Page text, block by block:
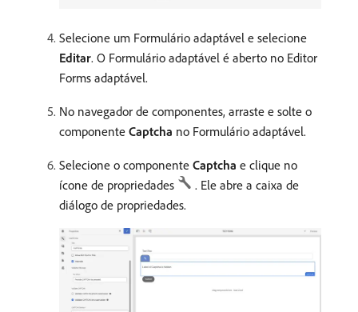
Selecione um Formulário adaptável e selecione
Editar. O Formulário adaptável é aberto no Editor
Forms adaptável.
No navegador de componentes, arraste e solte o
componente Captcha no Formulário adaptável.
Selecione o componente Captcha e clique no
ícone de propriedades
. Ele abre a caixa de
diálogo de propriedades.